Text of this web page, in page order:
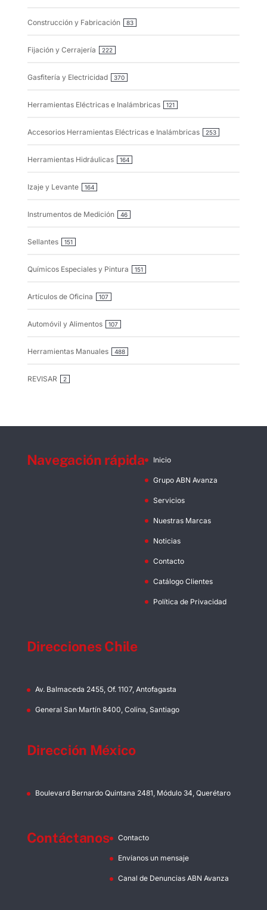
Construcción y Fabricación 83
Fijación y Cerrajería 222
Gasfitería y Electricidad 370
Herramientas Eléctricas e Inalámbricas 121
Accesorios Herramientas Eléctricas e Inalámbricas 253
Herramientas Hidráulicas 164
Izaje y Levante 164
Instrumentos de Medición 46
Sellantes 151
Químicos Especiales y Pintura 151
Artículos de Oficina 107
Automóvil y Alimentos 107
Herramientas Manuales 488
REVISAR 2
Navegación rápida Inicio
Grupo ABN Avanza
Servicios
Nuestras Marcas
Noticias
Contacto
Catálogo Clientes
Política de Privacidad
Direcciones Chile
Av. Balmaceda 2455, Of. 1107, Antofagasta
General San Martín 8400, Colina, Santiago
Dirección México
Boulevard Bernardo Quintana 2481, Módulo 34, Querétaro
Contáctanos Contacto
Envíanos un mensaje
Canal de Denuncias ABN Avanza